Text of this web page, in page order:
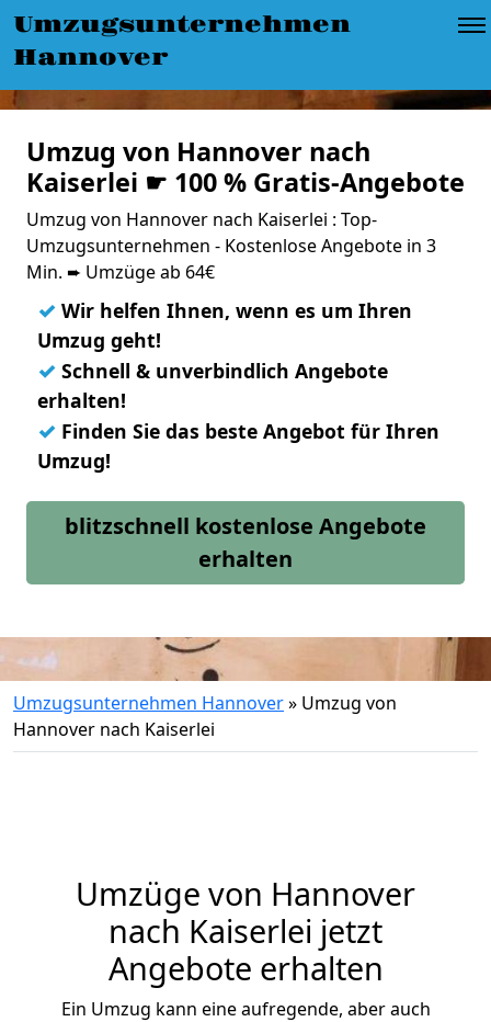
Umzugsunternehmen
Hannover
Umzug von Hannover nach
Kaiserlei ☛ 100 % Gratis-Angebote
Umzug von Hannover nach Kaiserlei : Top-
Umzugsunternehmen - Kostenlose Angebote in 3
Min. ➨ Umzüge ab 64€
✓ Wir helfen Ihnen, wenn es um Ihren
Umzug geht!
✓ Schnell & unverbindlich Angebote
erhalten!
✓ Finden Sie das beste Angebot für Ihren
Umzug!
blitzschnell kostenlose Angebote
erhalten
Umzugsunternehmen Hannover» Umzug von
Hannover nach Kaiserlei
Umzüge von Hannover
nach Kaiserlei jetzt
Angebote erhalten
Ein Umzug kann eine aufregende, aber auch